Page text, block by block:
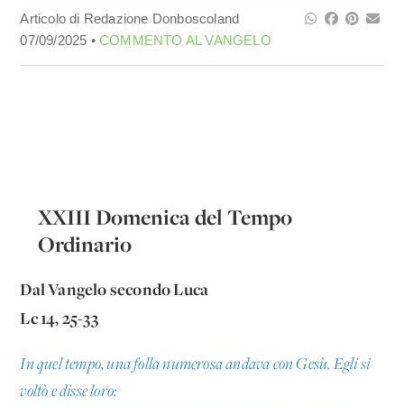
Articolo di Redazione Donboscoland
07/09/2025 •COMMENTO AL VANGELO
XXIII Domenica del Tempo
Ordinario
Dal Vangelo secondo Luca
Lc 14, 25-33
In quel tempo, una folla numerosa andava con Gesù. Egli si
voltò e disse loro: